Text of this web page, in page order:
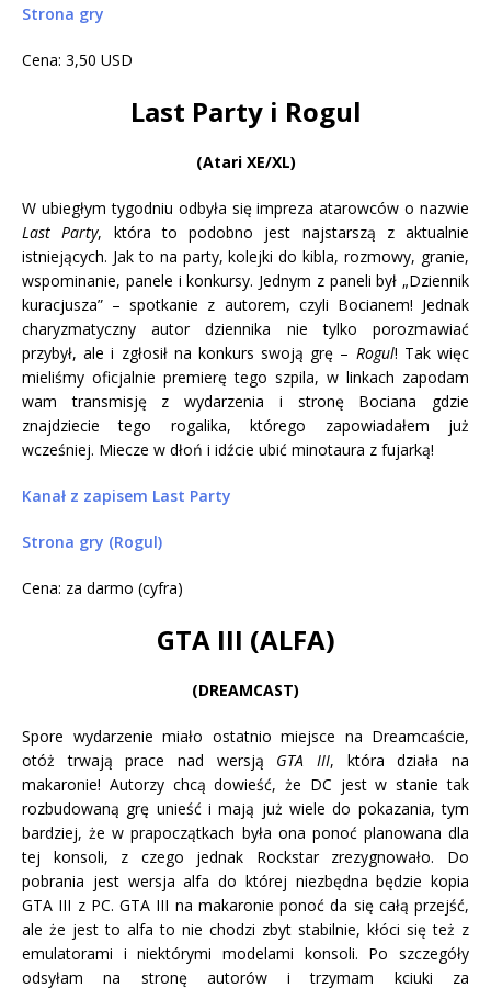
Strona gry
Cena: 3,50 USD
Last Party i Rogul
(Atari XE/XL)
W ubiegłym tygodniu odbyła się impreza atarowców o nazwie
Last Party, która to podobno jest najstarszą z aktualnie
istniejących. Jak to na party, kolejki do kibla, rozmowy, granie,
wspominanie, panele i konkursy. Jednym z paneli był „Dziennik
kuracjusza” – spotkanie z autorem, czyli Bocianem! Jednak
charyzmatyczny autor dziennika nie tylko porozmawiać
przybył, ale i zgłosił na konkurs swoją grę – Rogul! Tak więc
mieliśmy oficjalnie premierę tego szpila, w linkach zapodam
wam transmisję z wydarzenia i stronę Bociana gdzie
znajdziecie tego rogalika, którego zapowiadałem już
wcześniej. Miecze w dłoń i idźcie ubić minotaura z fujarką!
Kanał z zapisem Last Party
Strona gry (Rogul)
Cena: za darmo (cyfra)
GTA III (ALFA)
(DREAMCAST)
Spore wydarzenie miało ostatnio miejsce na Dreamcaście,
otóż trwają prace nad wersją GTA III, która działa na
makaronie! Autorzy chcą dowieść, że DC jest w stanie tak
rozbudowaną grę unieść i mają już wiele do pokazania, tym
bardziej, że w prapoczątkach była ona ponoć planowana dla
tej konsoli, z czego jednak Rockstar zrezygnowało. Do
pobrania jest wersja alfa do której niezbędna będzie kopia
GTA III z PC. GTA III na makaronie ponoć da się całą przejść,
ale że jest to alfa to nie chodzi zbyt stabilnie, kłóci się też z
emulatorami i niektórymi modelami konsoli. Po szczegóły
odsyłam na stronę autorów i trzymam kciuki za